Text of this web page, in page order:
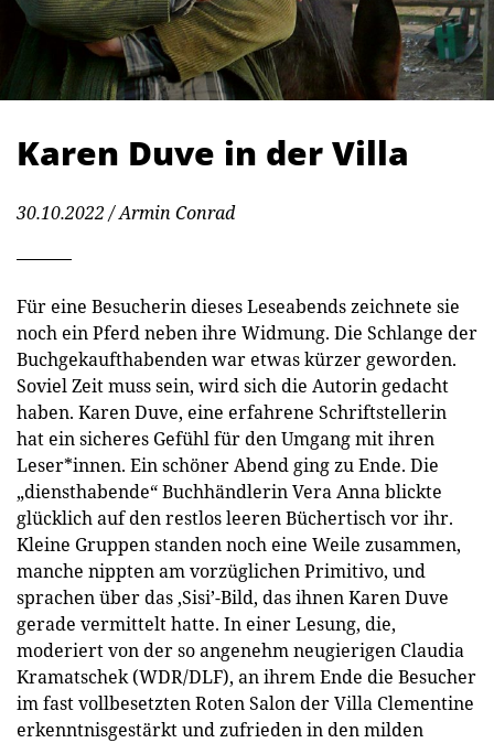
Karen Duve in der Villa
30.10.2022/ Armin Conrad
Für eine Besucherin dieses Leseabends zeichnete sie
noch ein Pferd neben ihre Widmung. Die Schlange der
Buchgekaufthabenden war etwas kürzer geworden.
Soviel Zeit muss sein, wird sich die Autorin gedacht
haben. Karen Duve, eine erfahrene Schriftstellerin
hat ein sicheres Gefühl für den Umgang mit ihren
Leser*innen. Ein schöner Abend ging zu Ende. Die
„diensthabende“ Buchhändlerin Vera Anna blickte
glücklich auf den restlos leeren Büchertisch vor ihr.
Kleine Gruppen standen noch eine Weile zusammen,
manche nippten am vorzüglichen Primitivo, und
sprachen über das ‚Sisi’-Bild, das ihnen Karen Duve
gerade vermittelt hatte. In einer Lesung, die,
moderiert von der so angenehm neugierigen Claudia
Kramatschek (WDR/DLF), an ihrem Ende die Besucher
im fast vollbesetzten Roten Salon der Villa Clementine
erkenntnisgestärkt und zufrieden in den milden